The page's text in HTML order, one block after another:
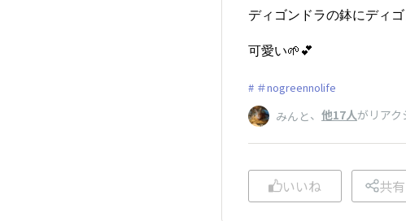
ディゴンドラの鉢にディ
可愛い🌱💕
＃nogreennolife
みんと、 他17人がリアク
いいね 共